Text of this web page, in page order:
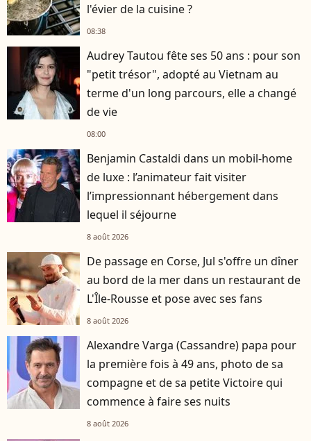
l'évier de la cuisine ?
08:38
Audrey Tautou fête ses 50 ans : pour son
"petit trésor", adopté au Vietnam au
terme d'un long parcours, elle a changé
de vie
08:00
Benjamin Castaldi dans un mobil-home
de luxe : l’animateur fait visiter
l’impressionnant hébergement dans
lequel il séjourne
8 août 2026
De passage en Corse, Jul s'offre un dîner
au bord de la mer dans un restaurant de
L'Île-Rousse et pose avec ses fans
8 août 2026
Alexandre Varga (Cassandre) papa pour
la première fois à 49 ans, photo de sa
compagne et de sa petite Victoire qui
commence à faire ses nuits
8 août 2026